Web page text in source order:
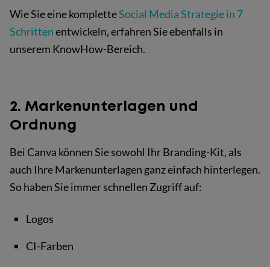
Wie Sie eine kompletteSocial Media Strategie in 7
Schrittenentwickeln, erfahren Sie ebenfalls in
unserem KnowHow-Bereich.
2. Markenunterlagen und
Ordnung
Bei Canva können Sie sowohl Ihr Branding-Kit, als
auch Ihre Markenunterlagen ganz einfach hinterlegen.
So haben Sie immer schnellen Zugriff auf:
Logos
CI-Farben